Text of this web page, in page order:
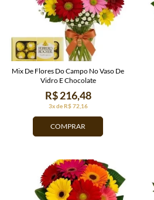
COMPRAR
3x de R$ 72,16
R$ 216,48
Mix De Flores Do Campo No Vaso De
Vidro E Chocolate